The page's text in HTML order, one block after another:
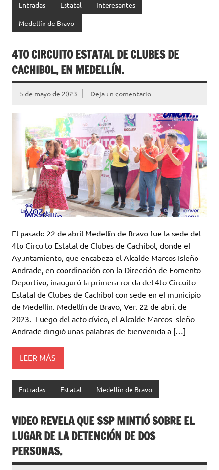
Entradas Estatal Interesantes
Medellín de Bravo
4TO CIRCUITO ESTATAL DE CLUBES DE
CACHIBOL, EN MEDELLÍN.
5 de mayo de 2023 Deja un comentario
El pasado 22 de abril Medellín de Bravo fue la sede del
4to Circuito Estatal de Clubes de Cachibol, donde el
Ayuntamiento, que encabeza el Alcalde Marcos Isleño
Andrade, en coordinación con la Dirección de Fomento
Deportivo, inauguró la primera ronda del 4to Circuito
Estatal de Clubes de Cachibol con sede en el municipio
de Medellín. Medellín de Bravo, Ver. 22 de abril de
2023.- Luego del acto cívico, el Alcalde Marcos Isleño
Andrade dirigió unas palabras de bienvenida a […]
LEER MÁS
Entradas Estatal Medellín de Bravo
VIDEO REVELA QUE SSP MINTIÓ SOBRE EL
LUGAR DE LA DETENCIÓN DE DOS
PERSONAS.